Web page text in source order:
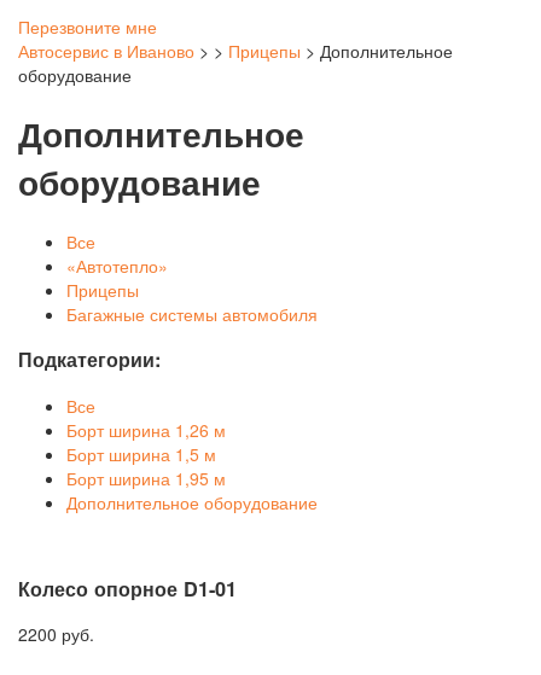
Перезвоните мне
Автосервис в Иваново > > Прицепы > Дополнительное
оборудование
Дополнительное
оборудование
Все
«Автотепло»
Прицепы
Багажные системы автомобиля
Подкатегории:
Все
Борт ширина 1,26 м
Борт ширина 1,5 м
Борт ширина 1,95 м
Дополнительное оборудование
Колесо опорное D1-01
2200 руб.